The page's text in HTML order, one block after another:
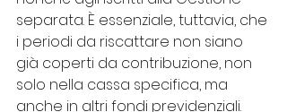
separata. È essenziale, tuttavia, che
i periodi da riscattare non siano
già coperti da contribuzione, non
solo nella cassa specifica, ma
anche in altri fondi previdenziali.